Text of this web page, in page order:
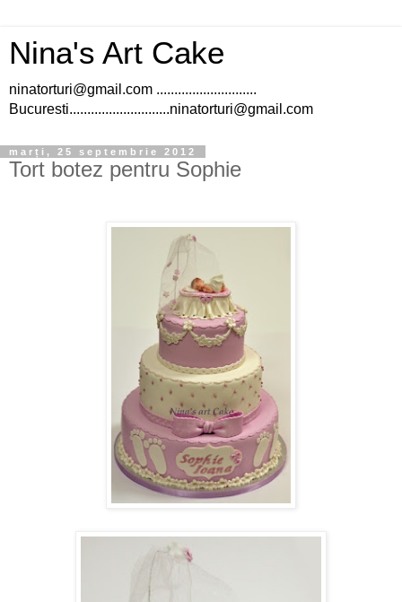
Nina's Art Cake
ninatorturi@gmail.com ............................
Bucuresti............................ninatorturi@gmail.com
marți, 25 septembrie 2012
Tort botez pentru Sophie